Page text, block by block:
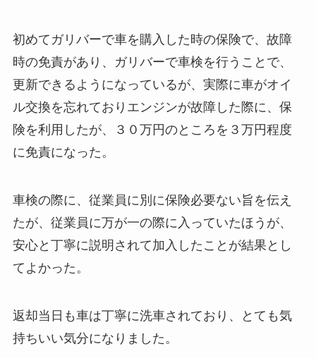
初めてガリバーで車を購入した時の保険で、故障
時の免責があり、ガリバーで車検を行うことで、
更新できるようになっているが、実際に車がオイ
ル交換を忘れておりエンジンが故障した際に、保
険を利用したが、３０万円のところを３万円程度
に免責になった。
車検の際に、従業員に別に保険必要ない旨を伝え
たが、従業員に万が一の際に入っていたほうが、
安心と丁寧に説明されて加入したことが結果とし
てよかった。
返却当日も車は丁寧に洗車されており、とても気
持ちいい気分になりました。